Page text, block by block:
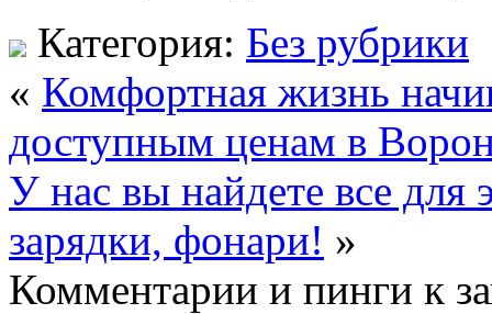
Категория: Без рубрики
« Комфортная жизнь
доступным ценам в
У нас вы найдете все для
зарядки, фонари! »
Комментарии и пинги к